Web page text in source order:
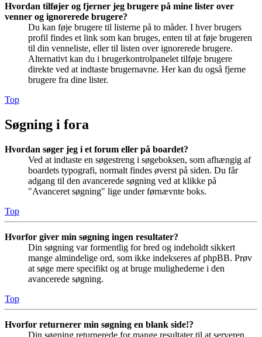
Hvordan tilføjer og fjerner jeg brugere på mine lister over
venner og ignorerede brugere?
Du kan føje brugere til listerne på to måder. I hver brugers
profil findes et link som kan bruges, enten til at føje brugeren
til din venneliste, eller til listen over ignorerede brugere.
Alternativt kan du i brugerkontrolpanelet tilføje brugere
direkte ved at indtaste brugernavne. Her kan du også fjerne
brugere fra dine lister.
Top
Søgning i fora
Hvordan søger jeg i et forum eller på boardet?
Ved at indtaste en søgestreng i søgeboksen, som afhængig af
boardets typografi, normalt findes øverst på siden. Du får
adgang til den avancerede søgning ved at klikke på
"Avanceret søgning" lige under førnævnte boks.
Top
Hvorfor giver min søgning ingen resultater?
Din søgning var formentlig for bred og indeholdt sikkert
mange almindelige ord, som ikke indekseres af phpBB. Prøv
at søge mere specifikt og at bruge mulighederne i den
avancerede søgning.
Top
Hvorfor returnerer min søgning en blank side!?
Din søgning returnerede for mange resultater til at serveren